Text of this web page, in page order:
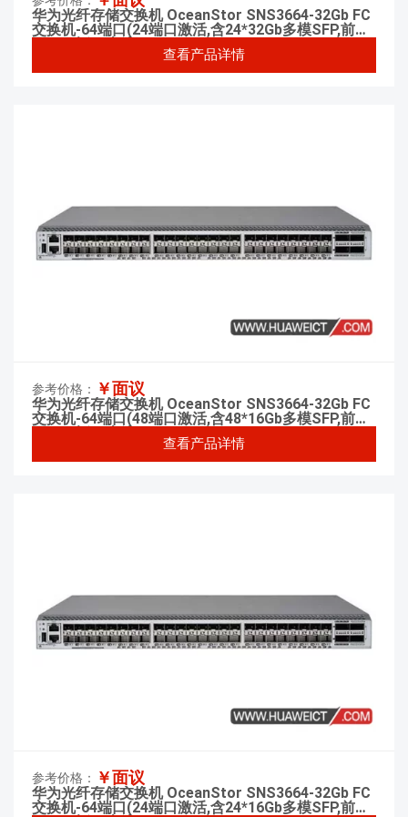
华为光纤存储交换机 OceanStor SNS3664-32Gb FC
交换机-64端口(24端口激活,含24*32Gb多模SFP,前出
查看产品详情
参考价格： ￥面议
华为光纤存储交换机 OceanStor SNS3664-32Gb FC
交换机-64端口(48端口激活,含48*16Gb多模SFP,前出
查看产品详情
参考价格： ￥面议
华为光纤存储交换机 OceanStor SNS3664-32Gb FC
交换机-64端口(24端口激活,含24*16Gb多模SFP,前出